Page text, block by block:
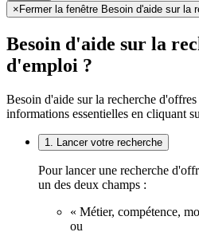
× Fermer la fenêtre Besoin d'aide sur la
Besoin d'aide sur la
d'emploi ?
Besoin d'aide sur la recherche
informations essentielles en cliquant
1. Lancer votre recherche
Pour lancer une recherche
un des deux champs :
« Métier, compétence,
ou